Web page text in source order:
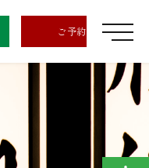
ご予約